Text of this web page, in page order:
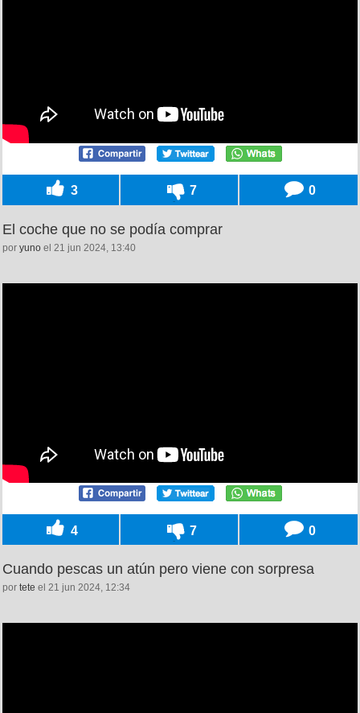
3 7 0
El coche que no se podía comprar
por yuno el 21 jun 2024, 13:40
4 7 0
Cuando pescas un atún pero viene con sorpresa
por tete el 21 jun 2024, 12:34